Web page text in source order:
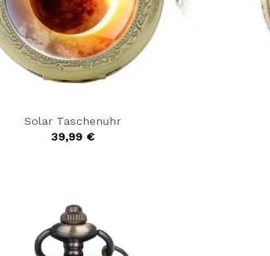
Solar Taschenuhr
39,99 €